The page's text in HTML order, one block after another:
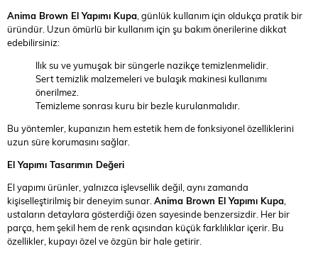
Anima Brown El Yapımı Kupa, günlük kullanım için oldukça pratik bir
üründür. Uzun ömürlü bir kullanım için şu bakım önerilerine dikkat
edebilirsiniz:
Ilık su ve yumuşak bir süngerle nazikçe temizlenmelidir.
Sert temizlik malzemeleri ve bulaşık makinesi kullanımı
önerilmez.
Temizleme sonrası kuru bir bezle kurulanmalıdır.
Bu yöntemler, kupanızın hem estetik hem de fonksiyonel özelliklerini
uzun süre korumasını sağlar.
El Yapımı Tasarımın Değeri
El yapımı ürünler, yalnızca işlevsellik değil, aynı zamanda
kişiselleştirilmiş bir deneyim sunar.Anima Brown El Yapımı Kupa,
ustaların detaylara gösterdiği özen sayesinde benzersizdir. Her bir
parça, hem şekil hem de renk açısından küçük farklılıklar içerir. Bu
özellikler, kupayı özel ve özgün bir hale getirir.